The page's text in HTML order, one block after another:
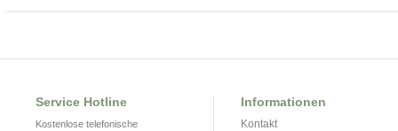
Service Hotline
Kostenlose telefonische
Informationen
Kontakt